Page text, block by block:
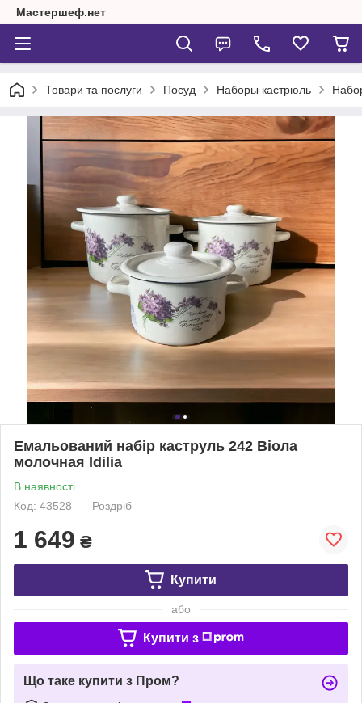
Мастершеф.нет
Товари та послуги Посуд Наборы кастрюль
Емальований набір каструль 242 Віола
молочная Idilia
В наявності
Код: 43528
Роздріб
1 649 ₴
Купити
або
Купити з
Що таке купити з Пром?